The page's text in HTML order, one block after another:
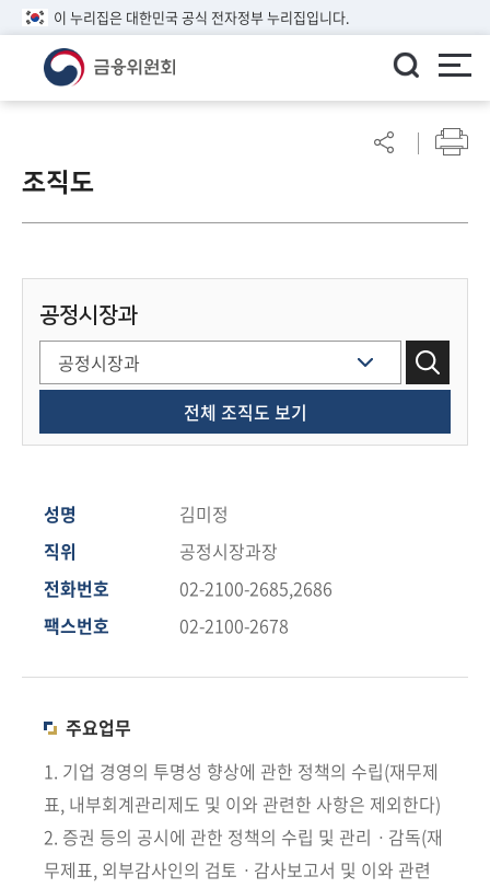
이 누리집은 대한민국 공식 전자정부 누리집입니다.
린
이알
개
조직도
공정시장과
전체 조직도 보기
성명
김미정
직위
공정시장과장
전화번호
02-2100-2685,2686
팩스번호
02-2100-2678
주요업무
1. 기업 경영의 투명성 향상에 관한 정책의 수립(재무제
표, 내부회계관리제도 및 이와 관련한 사항은 제외한다)
2. 증권 등의 공시에 관한 정책의 수립 및 관리ㆍ감독(재
무제표, 외부감사인의 검토ㆍ감사보고서 및 이와 관련